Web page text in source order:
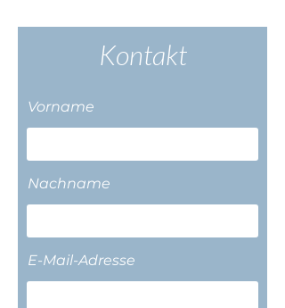
Kontakt
Vorname
Nachname
E-Mail-Adresse